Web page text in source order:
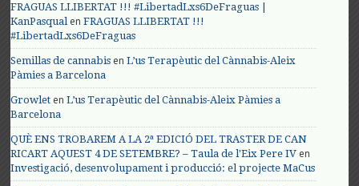
FRAGUAS LLIBERTAT !!! #LibertadLxs6DeFraguas |
KanPasqualenFRAGUAS LLIBERTAT !!!
#LibertadLxs6DeFraguas
Semillas de cannabis enL’us Terapèutic del Cànnabis-Aleix
Pàmies a Barcelona
Growlet enL’us Terapèutic del Cànnabis-Aleix Pàmies a
Barcelona
QUÈ ENS TROBAREM A LA 2ª EDICIÓ DEL TRASTER DE CAN
RICART AQUEST 4 DE SETEMBRE? – Taula de l'Eix Pere IV en
Investigació, desenvolupament i producció: el projecte MaCus